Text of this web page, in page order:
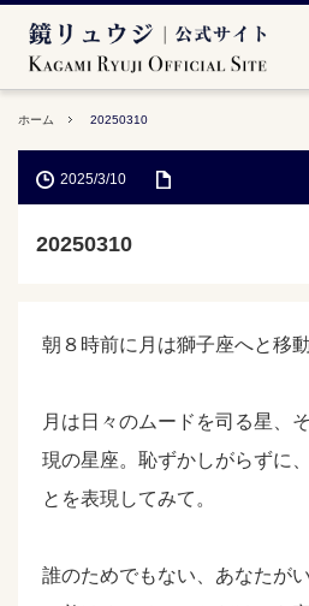
ホーム 20250310
2025/3/10
20250310
朝８時前に月は獅子座へと移動
月は日々のムードを司る星、
現の星座。恥ずかしがらずに
とを表現してみて。
誰のためでもない、あなたが